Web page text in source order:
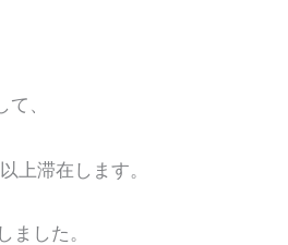
、
上滞在します。
した。